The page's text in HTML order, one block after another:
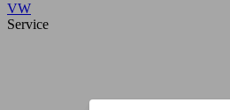
VW
Service